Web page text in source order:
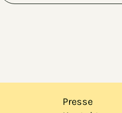
Presse